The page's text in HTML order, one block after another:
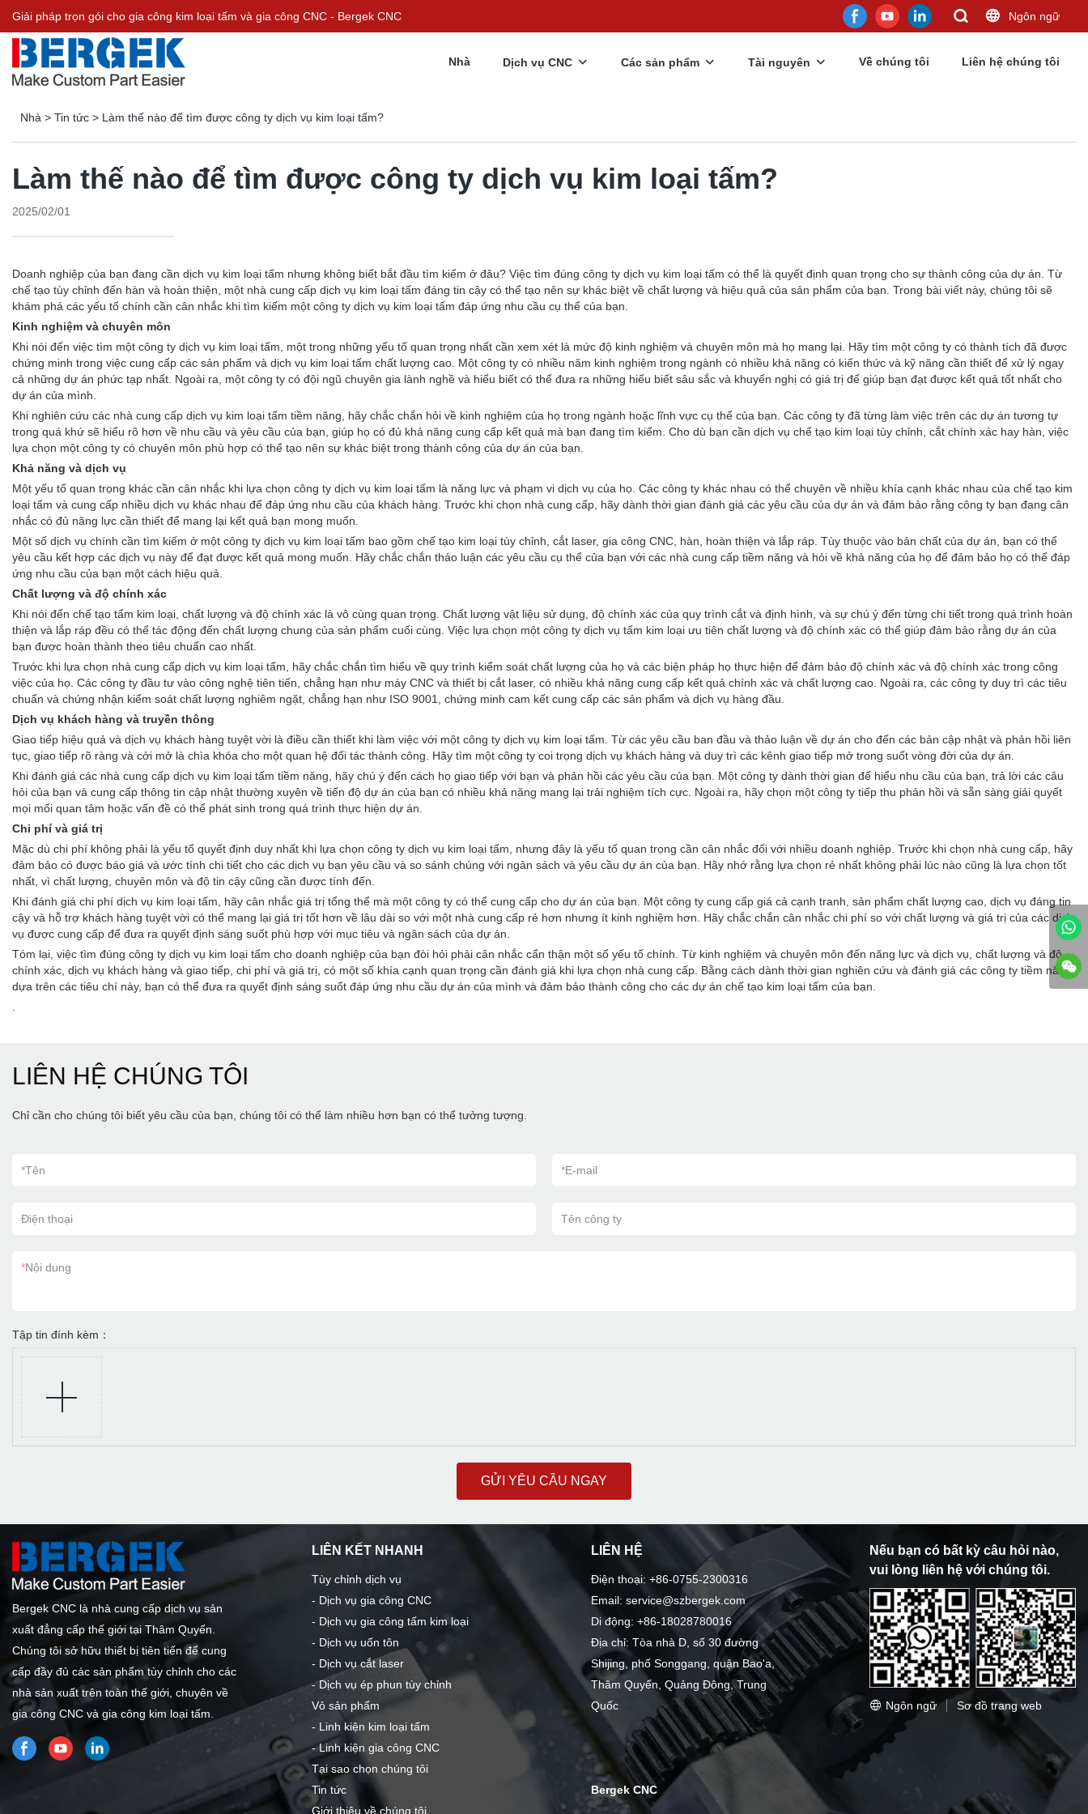
Giải pháp trọn gói cho gia công kim loại tấm và gia công CNC - Bergek CNC Ngôn ngữ
Nhà Dịch vụ CNC Các sản phẩm Tài nguyên Về chúng tôi Liên hệ chúng tôi
Nhà > Tin tức > Làm thế nào để tìm được công ty dịch vụ kim loại tấm?
Làm thế nào để tìm được công ty dịch vụ kim loại tấm?
2025/02/01
Doanh nghiệp của bạn đang cần dịch vụ kim loại tấm nhưng không biết bắt đầu tìm kiếm ở đâu? Việc tìm đúng công ty dịch vụ kim loại tấm có thể là quyết định quan trọng cho sự thành công của dự án. Từ
chế tạo tùy chỉnh đến hàn và hoàn thiện, một nhà cung cấp dịch vụ kim loại tấm đáng tin cậy có thể tạo nên sự khác biệt về chất lượng và hiệu quả của sản phẩm của bạn. Trong bài viết này, chúng tôi sẽ
khám phá các yếu tố chính cần cân nhắc khi tìm kiếm một công ty dịch vụ kim loại tấm đáp ứng nhu cầu cụ thể của bạn.
Kinh nghiệm và chuyên môn
Khi nói đến việc tìm một công ty dịch vụ kim loại tấm, một trong những yếu tố quan trọng nhất cần xem xét là mức độ kinh nghiệm và chuyên môn mà họ mang lại. Hãy tìm một công ty có thành tích đã được
chứng minh trong việc cung cấp các sản phẩm và dịch vụ kim loại tấm chất lượng cao. Một công ty có nhiều năm kinh nghiệm trong ngành có nhiều khả năng có kiến ​​thức và kỹ năng cần thiết để xử lý ngay
cả những dự án phức tạp nhất. Ngoài ra, một công ty có đội ngũ chuyên gia lành nghề và hiểu biết có thể đưa ra những hiểu biết sâu sắc và khuyến nghị có giá trị để giúp bạn đạt được kết quả tốt nhất cho
dự án của mình.
Khi nghiên cứu các nhà cung cấp dịch vụ kim loại tấm tiềm năng, hãy chắc chắn hỏi về kinh nghiệm của họ trong ngành hoặc lĩnh vực cụ thể của bạn. Các công ty đã từng làm việc trên các dự án tương tự
trong quá khứ sẽ hiểu rõ hơn về nhu cầu và yêu cầu của bạn, giúp họ có đủ khả năng cung cấp kết quả mà bạn đang tìm kiếm. Cho dù bạn cần dịch vụ chế tạo kim loại tùy chỉnh, cắt chính xác hay hàn, việc
lựa chọn một công ty có chuyên môn phù hợp có thể tạo nên sự khác biệt trong thành công của dự án của bạn.
Khả năng và dịch vụ
Một yếu tố quan trọng khác cần cân nhắc khi lựa chọn công ty dịch vụ kim loại tấm là năng lực và phạm vi dịch vụ của họ. Các công ty khác nhau có thể chuyên về nhiều khía cạnh khác nhau của chế tạo kim
loại tấm và cung cấp nhiều dịch vụ khác nhau để đáp ứng nhu cầu của khách hàng. Trước khi chọn nhà cung cấp, hãy dành thời gian đánh giá các yêu cầu của dự án và đảm bảo rằng công ty bạn đang cân
nhắc có đủ năng lực cần thiết để mang lại kết quả bạn mong muốn.
Một số dịch vụ chính cần tìm kiếm ở một công ty dịch vụ kim loại tấm bao gồm chế tạo kim loại tùy chỉnh, cắt laser, gia công CNC, hàn, hoàn thiện và lắp ráp. Tùy thuộc vào bản chất của dự án, bạn có thể
yêu cầu kết hợp các dịch vụ này để đạt được kết quả mong muốn. Hãy chắc chắn thảo luận các yêu cầu cụ thể của bạn với các nhà cung cấp tiềm năng và hỏi về khả năng của họ để đảm bảo họ có thể đáp
ứng nhu cầu của bạn một cách hiệu quả.
Chất lượng và độ chính xác
Khi nói đến chế tạo tấm kim loại, chất lượng và độ chính xác là vô cùng quan trọng. Chất lượng vật liệu sử dụng, độ chính xác của quy trình cắt và định hình, và sự chú ý đến từng chi tiết trong quá trình hoàn
thiện và lắp ráp đều có thể tác động đến chất lượng chung của sản phẩm cuối cùng. Việc lựa chọn một công ty dịch vụ tấm kim loại ưu tiên chất lượng và độ chính xác có thể giúp đảm bảo rằng dự án của
bạn được hoàn thành theo tiêu chuẩn cao nhất.
Trước khi lựa chọn nhà cung cấp dịch vụ kim loại tấm, hãy chắc chắn tìm hiểu về quy trình kiểm soát chất lượng của họ và các biện pháp họ thực hiện để đảm bảo độ chính xác và độ chính xác trong công
việc của họ. Các công ty đầu tư vào công nghệ tiên tiến, chẳng hạn như máy CNC và thiết bị cắt laser, có nhiều khả năng cung cấp kết quả chính xác và chất lượng cao. Ngoài ra, các công ty duy trì các tiêu
chuẩn và chứng nhận kiểm soát chất lượng nghiêm ngặt, chẳng hạn như ISO 9001, chứng minh cam kết cung cấp các sản phẩm và dịch vụ hàng đầu.
Dịch vụ khách hàng và truyền thông
Giao tiếp hiệu quả và dịch vụ khách hàng tuyệt vời là điều cần thiết khi làm việc với một công ty dịch vụ kim loại tấm. Từ các yêu cầu ban đầu và thảo luận về dự án cho đến các bản cập nhật và phản hồi liên
tục, giao tiếp rõ ràng và cởi mở là chìa khóa cho một quan hệ đối tác thành công. Hãy tìm một công ty coi trọng dịch vụ khách hàng và duy trì các kênh giao tiếp mở trong suốt vòng đời của dự án.
Khi đánh giá các nhà cung cấp dịch vụ kim loại tấm tiềm năng, hãy chú ý đến cách họ giao tiếp với bạn và phản hồi các yêu cầu của bạn. Một công ty dành thời gian để hiểu nhu cầu của bạn, trả lời các câu
hỏi của bạn và cung cấp thông tin cập nhật thường xuyên về tiến độ dự án của bạn có nhiều khả năng mang lại trải nghiệm tích cực. Ngoài ra, hãy chọn một công ty tiếp thu phản hồi và sẵn sàng giải quyết
mọi mối quan tâm hoặc vấn đề có thể phát sinh trong quá trình thực hiện dự án.
Chi phí và giá trị
Mặc dù chi phí không phải là yếu tố quyết định duy nhất khi lựa chọn công ty dịch vụ kim loại tấm, nhưng đây là yếu tố quan trọng cần cân nhắc đối với nhiều doanh nghiệp. Trước khi chọn nhà cung cấp, hãy
đảm bảo có được báo giá và ước tính chi tiết cho các dịch vụ bạn yêu cầu và so sánh chúng với ngân sách và yêu cầu dự án của bạn. Hãy nhớ rằng lựa chọn rẻ nhất không phải lúc nào cũng là lựa chọn tốt
nhất, vì chất lượng, chuyên môn và độ tin cậy cũng cần được tính đến.
Khi đánh giá chi phí dịch vụ kim loại tấm, hãy cân nhắc giá trị tổng thể mà một công ty có thể cung cấp cho dự án của bạn. Một công ty cung cấp giá cả cạnh tranh, sản phẩm chất lượng cao, dịch vụ đáng tin
cậy và hỗ trợ khách hàng tuyệt vời có thể mang lại giá trị tốt hơn về lâu dài so với một nhà cung cấp rẻ hơn nhưng ít kinh nghiệm hơn. Hãy chắc chắn cân nhắc chi phí so với chất lượng và giá trị của các dịch
vụ được cung cấp để đưa ra quyết định sáng suốt phù hợp với mục tiêu và ngân sách của dự án.
Tóm lại, việc tìm đúng công ty dịch vụ kim loại tấm cho doanh nghiệp của bạn đòi hỏi phải cân nhắc cẩn thận một số yếu tố chính. Từ kinh nghiệm và chuyên môn đến năng lực và dịch vụ, chất lượng và độ
chính xác, dịch vụ khách hàng và giao tiếp, chi phí và giá trị, có một số khía cạnh quan trọng cần đánh giá khi lựa chọn nhà cung cấp. Bằng cách dành thời gian nghiên cứu và đánh giá các công ty tiềm năng
dựa trên các tiêu chí này, bạn có thể đưa ra quyết định sáng suốt đáp ứng nhu cầu dự án của mình và đảm bảo thành công cho các dự án chế tạo kim loại tấm của bạn.
LIÊN HỆ CHÚNG TÔI
Chỉ cần cho chúng tôi biết yêu cầu của bạn, chúng tôi có thể làm nhiều hơn bạn có thể tưởng tượng.
*Tên *E-mail
Điện thoại Tên công ty
*Nội dung
Tập tin đính kèm：
GỬI YÊU CẦU NGAY
Bergek CNC là nhà cung cấp dịch vụ sản
xuất đẳng cấp thế giới tại Thâm Quyến.
Chúng tôi sở hữu thiết bị tiên tiến để cung
cấp đầy đủ các sản phẩm tùy chỉnh cho các
nhà sản xuất trên toàn thế giới, chuyên về
gia công CNC và gia công kim loại tấm.
LIÊN KẾT NHANH
Tùy chỉnh dịch vụ
- Dịch vụ gia công CNC
- Dịch vụ gia công tấm kim loại
- Dịch vụ uốn tôn
- Dịch vụ cắt laser
-Dịch vụ ép phun tùy chỉnh
Vỏ sản phẩm
- Linh kiện kim loại tấm
-Linh kiện gia công CNC
Tại sao chọn chúng tôi
Tin tức
Giới thiệu về chúng tôi
LIÊN HỆ
Điện thoại: +86-0755-2300316
Email: service@szbergek.com
Di động: +86-18028780016
Địa chỉ: Tòa nhà D, số 30 đường
Shijing, phố Songgang, quận Bao'a,
Thâm Quyến, Quảng Đông, Trung
Quốc
Bergek CNC
Nếu bạn có bất kỳ câu hỏi nào,
vui lòng liên hệ với chúng tôi.
Ngôn ngữ Sơ đồ trang web